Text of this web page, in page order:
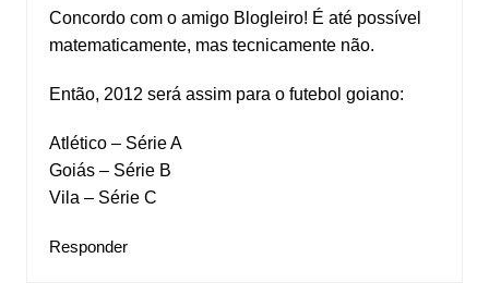
Concordo com o amigo Blogleiro! É até possível
matematicamente, mas tecnicamente não.
Então, 2012 será assim para o futebol goiano:
Atlético – Série A
Goiás – Série B
Vila – Série C
Responder